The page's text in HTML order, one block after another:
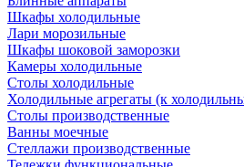
Шкафы холодильные
Лари морозильные
Шкафы шоковой заморозки
Камеры холодильные
Столы холодильные
Холодильные агрегаты (к
Столы производственные
Ванны моечные
Стеллажи производственные